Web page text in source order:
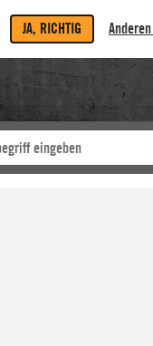
JA, RICHTIG